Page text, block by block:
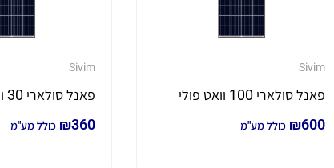
Sivim
פאנל סולארי 100 וואט פולי
₪600 כולל מע"מ
Sivim
פאנל סולארי 30 וואט פולי
₪360 כולל מע"מ